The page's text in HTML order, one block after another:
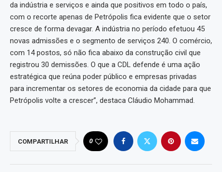
da indústria e serviços e ainda que positivos em todo o país,
com o recorte apenas de Petrópolis fica evidente que o setor
cresce de forma devagar. A indústria no período efetuou 45
novas admissões e o segmento de serviços 240. O comércio,
com 14 postos, só não fica abaixo da construção civil que
registrou 30 demissões. O que a CDL defende é uma ação
estratégica que reúna poder público e empresas privadas
para incrementar os setores de economia da cidade para que
Petrópolis volte a crescer”, destaca Cláudio Mohammad.
COMPARTILHAR 0